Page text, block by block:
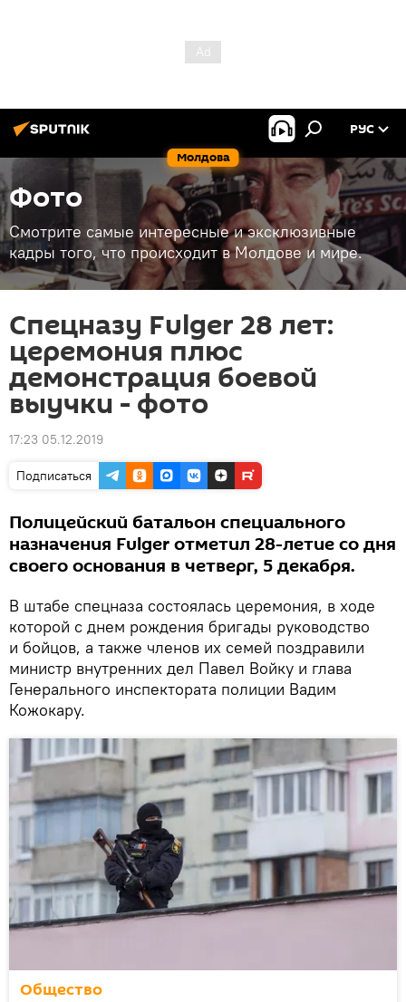
Молдова
РУС
Фото
Смотрите самые интересные и эксклюзивные
кадры того, что происходит в Молдове и мире.
Спецназу Fulger 28 лет:
церемония плюс
демонстрация боевой
выучки - фото
17:23 05.12.2019
Подписаться
Полицейский батальон специального
назначения Fulger отметил 28-летие со дня
своего основания в четверг, 5 декабря.
В штабе спецназа состоялась церемония, в ходе
которой с днем рождения бригады руководство
и бойцов, а также членов их семей поздравили
министр внутренних дел Павел Войку и глава
Генерального инспектората полиции Вадим
Кожокару.
Общество